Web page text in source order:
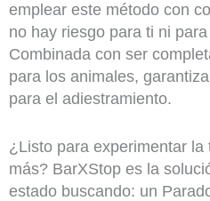
emplear este método con
no hay riesgo para ti ni
Combinada con ser
para los animales,
para el adiestramiento.
¿Listo para experimentar la
más? BarXStop es la
estado buscando: un